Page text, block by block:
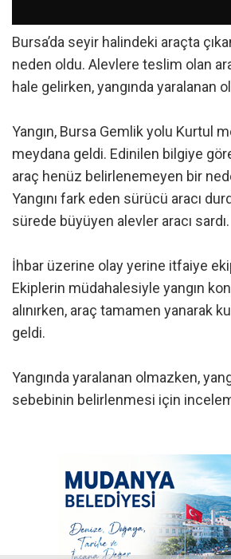
Bursa’da seyir halindeki araçta
neden oldu. Alevlere teslim olan
hale gelirken, yangında yaralanan
Yangın, Bursa Gemlik yolu Kurtul
meydana geldi. Edinilen bilgiye
araç henüz belirlenemeyen bir
Yangını fark eden sürücü aracı
sürede büyüyen alevler aracı sardı.
İhbar üzerine olay yerine itfaiye
Ekiplerin müdahalesiyle yangın
alınırken, araç tamamen yanarak
geldi.
Yangında yaralanan olmazken,
sebebinin belirlenmesi için